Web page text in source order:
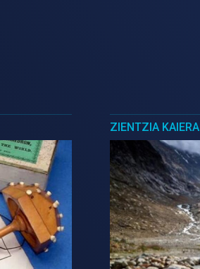
ZIENTZIA KAIERA